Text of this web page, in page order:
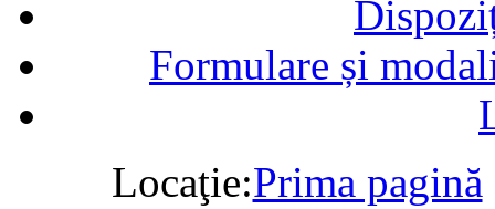
Formulare și
Locaţie:Prima pagină